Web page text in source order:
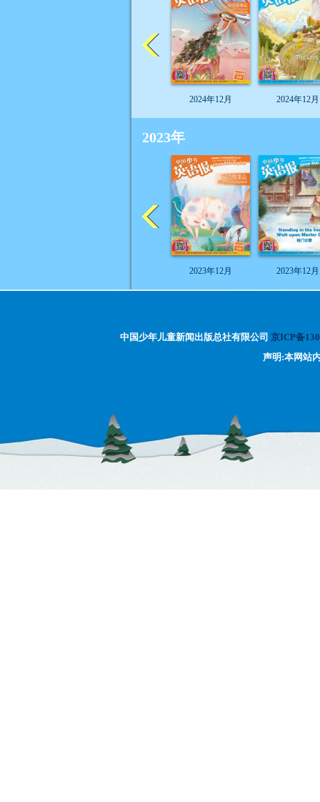
2024年12月 2024年12月
2023年
2023年12月 2023年12月
中国少年儿童新闻出版总社有限公司 京ICP备
声明:本网站